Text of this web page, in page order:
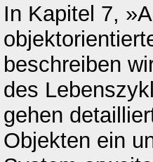
In Kapitel 7,
beschreiben
des
gehen
Objekten ein